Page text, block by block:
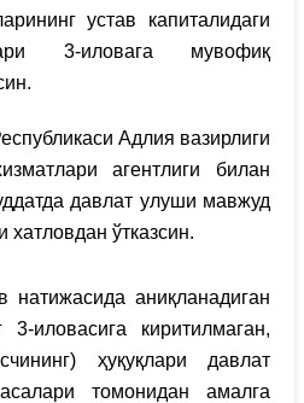
устав капиталидаги
3-иловага мувофиқ
Адлия вазирлиги
агентлиги билан
давлат улуши мавжуд
ўтказсин.
натижасида аниқланадиган
иловасига киритилмаган,
ҳуқуқлари давлат
томонидан амалга